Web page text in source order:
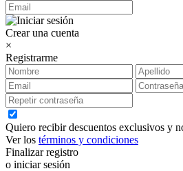
Crear una cuenta
×
Registrarme
Quiero recibir descuentos exclusivos y
Ver los términos y condiciones
Finalizar registro
o iniciar sesión